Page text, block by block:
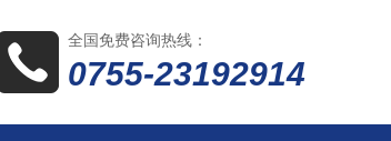
全国免费咨询热线：
0755-23192914